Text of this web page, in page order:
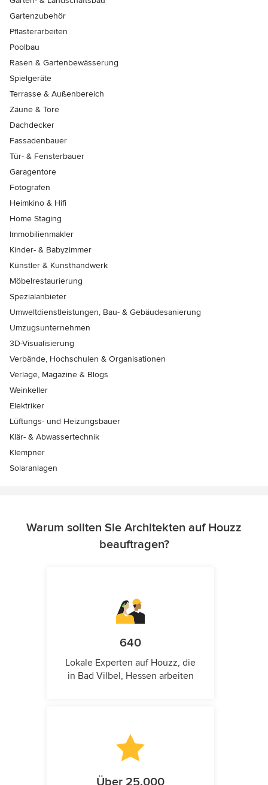
Gartenzubehör
Pflasterarbeiten
Poolbau
Rasen & Gartenbewässerung
Spielgeräte
Terrasse & Außenbereich
Zäune & Tore
Dachdecker
Fassadenbauer
Tür- & Fensterbauer
Garagentore
Fotografen
Heimkino & Hifi
Home Staging
Immobilienmakler
Kinder- & Babyzimmer
Künstler & Kunsthandwerk
Möbelrestaurierung
Spezialanbieter
Umweltdienstleistungen, Bau- & Gebäudesanierung
Umzugsunternehmen
3D-Visualisierung
Verbände, Hochschulen & Organisationen
Verlage, Magazine & Blogs
Weinkeller
Elektriker
Lüftungs- und Heizungsbauer
Klär- & Abwassertechnik
Klempner
Solaranlagen
Warum sollten Sie Architekten auf Houzz
beauftragen?
640
Lokale Experten auf Houzz, die
in Bad Vilbel, Hessen arbeiten
Über 25.000